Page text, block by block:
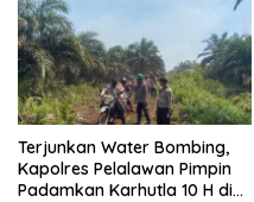
Terjunkan Water Bombing,
Kapolres Pelalawan Pimpin
Padamkan Karhutla 10 H di